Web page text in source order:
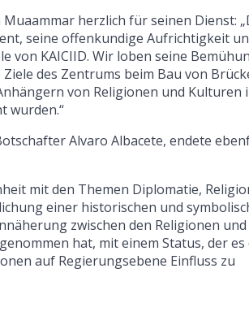
herzlich für seinen Dienst:
seine offenkundige Aufrichtigkeit
von KAICIID. Wir loben seine
des Zentrums beim Bau von
von Religionen und Kulturen
wurden.“
Alvaro Albacete, endete
mit den Themen Diplomatie,
einer historischen und
zwischen den Religionen und
hat, mit einem Status, der es
auf Regierungsebene Einfluss zu